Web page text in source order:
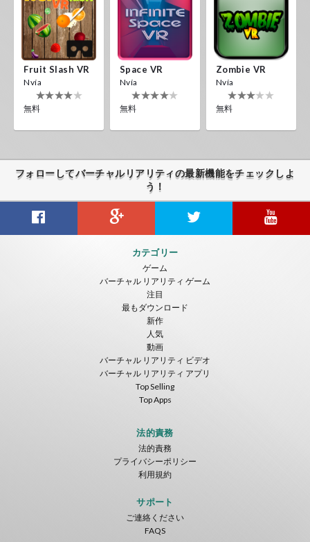
Fruit Slash VR
Nvía
無料
Space VR
Nvía
無料
Zombie VR
Nvía
無料
フォローしてバーチャルリアリティの最新機能をチェックしよ
う！
カテゴリー
ゲーム
バーチャル リアリティ ゲーム
注目
最もダウンロード
新作
人気
動画
バーチャル リアリティ ビデオ
バーチャル リアリティ アプリ
Top Selling
Top Apps
法的責務
法的責務
プライバシーポリシー
利用規約
サポート
ご連絡ください
FAQS